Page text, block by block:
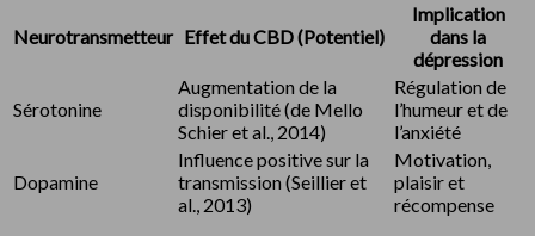
Neurotransmetteur Effet du CBD (Potentiel)
Implication
dans la
dépression
Sérotonine
Augmentation de la
disponibilité (de Mello
Schier et al., 2014)
Régulation de
l’humeur et de
l’anxiété
Dopamine
Influence positive sur la
transmission (Seillier et
al., 2013)
Motivation,
plaisir et
récompense